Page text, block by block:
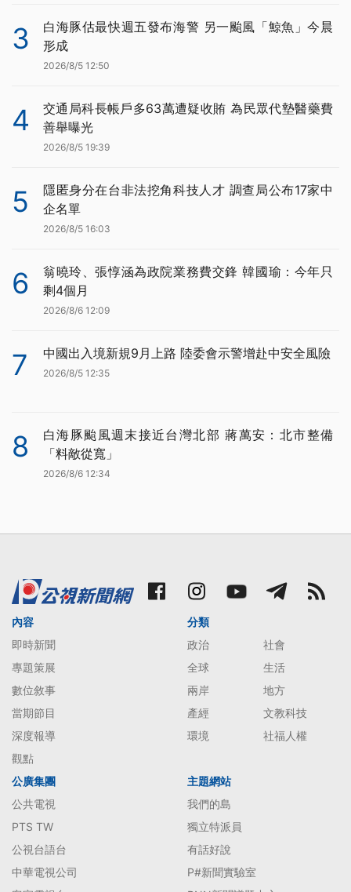
3
白海豚估最快週五發布海警 另一颱風「鯨魚」今晨
形成
2026/8/5 12:50
4
交通局科長帳戶多63萬遭疑收賄 為民眾代墊醫藥費
善舉曝光
2026/8/5 19:39
5
隱匿身分在台非法挖角科技人才 調查局公布17家中
企名單
2026/8/5 16:03
6
翁曉玲、張惇涵為政院業務費交鋒 韓國瑜：今年只
剩4個月
2026/8/6 12:09
7 中國出入境新規9月上路 陸委會示警增赴中安全風險
2026/8/5 12:35
8
白海豚颱風週末接近台灣北部 蔣萬安：北市整備
「料敵從寬」
2026/8/6 12:34
內容
即時新聞
專題策展
數位敘事
當期節目
深度報導
觀點
分類
政治
社會
全球
生活
兩岸
地方
產經
文教科技
環境
社福人權
公廣集團
公共電視
PTS TW
公視台語台
中華電視公司
主題網站
我們的島
獨立特派員
有話好說
P#新聞實驗室